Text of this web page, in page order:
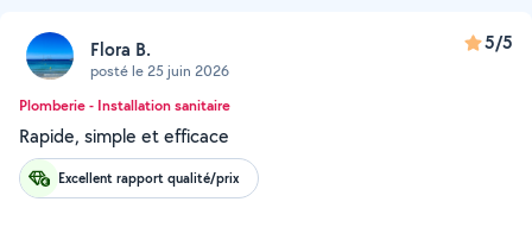
Flora B.
posté le 25 juin 2026
5/5
Plomberie - Installation sanitaire
Rapide, simple et efficace
Excellent rapport qualité/prix